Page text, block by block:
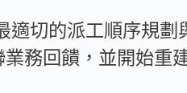
適切的派工順序規
務回饋，並開始重